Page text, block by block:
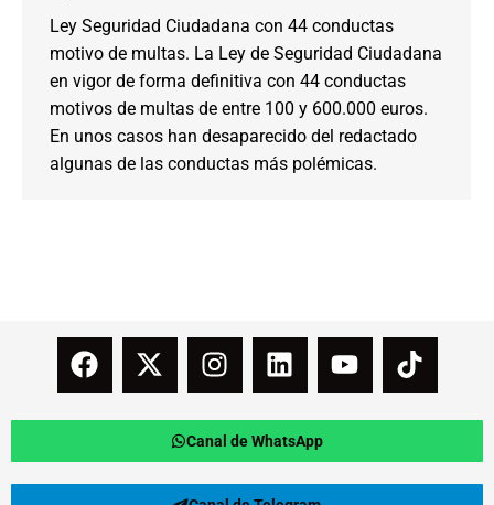
Ley Seguridad Ciudadana con 44 conductas
motivo de multas. La Ley de Seguridad Ciudadana
en vigor de forma definitiva con 44 conductas
motivos de multas de entre 100 y 600.000 euros.
En unos casos han desaparecido del redactado
algunas de las conductas más polémicas.
Canal de WhatsApp